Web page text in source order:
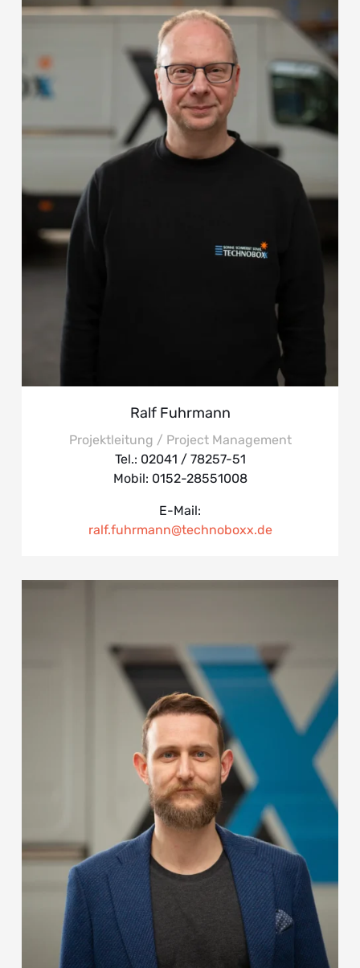
Ralf Fuhrmann
Projektleitung / Project Management
Tel.: 02041 / 78257-51
Mobil: 0152-28551008
E-Mail:
ralf.fuhrmann@technoboxx.de